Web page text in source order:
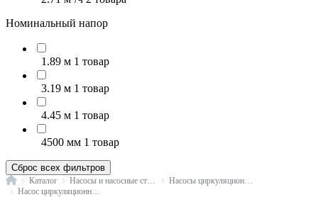
Номинальный напор
1.89 м 1 товар
3.19 м 1 товар
4.45 м 1 товар
4500 мм 1 товар
Сброс всех фильтров
ГлавнаяКаталог
Насос циркуляционный с мокрым ротором Yonos PICO Wilo